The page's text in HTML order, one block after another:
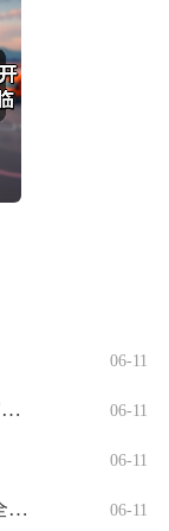
06-11
《德军总部》开发商正打造“彩虹六号”风格 06-11
06-11
《上古卷轴OL》迎来重大变革：公布全新「 06-11